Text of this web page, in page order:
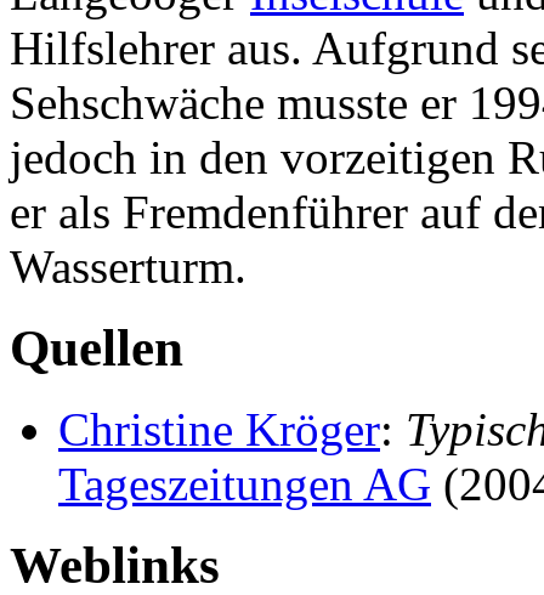
Hilfslehrer aus. Aufgrund
Sehschwäche musste er
jedoch in den vorzeitigen
er als Fremdenführer auf
Wasserturm.
Quellen
Christine Kröger:
Tageszeitungen AG
Weblinks